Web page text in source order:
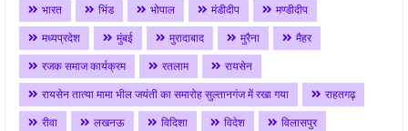
भारत
भिंड भोपाल मंडीदीप
मण्डीदीप
मध्यप्रदेश
मुंबई मुरादाबाद मुरैना
मैहर
रजक समाज कार्यक्रम
रतलाम
रायसेन
रायसेन तात्या मामा भील जयंती का समारोह सुल्तानगंज में रखा गया
राहतगढ़
रीवा
लखनऊ विदिशा विदेश
विलासपुर